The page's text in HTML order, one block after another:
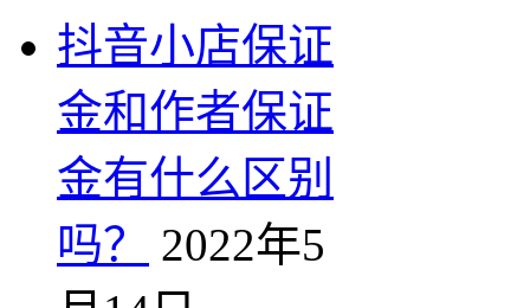
抖音小店保证
金和作者保证
金有什么区别
吗？
2022年5